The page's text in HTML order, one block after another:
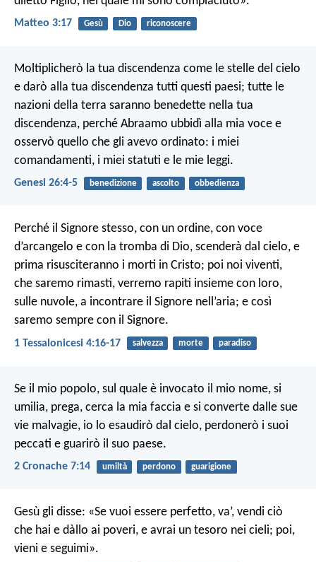
Matteo 3:17 Gesù Dio riconoscere
Moltiplicherò la tua discendenza come le stelle del cielo
e darò alla tua discendenza tutti questi paesi; tutte le
nazioni della terra saranno benedette nella tua
discendenza, perché Abraamo ubbidì alla mia voce e
osservò quello che gli avevo ordinato: i miei
comandamenti, i miei statuti e le mie leggi.
Genesi 26:4-5 benedizione ascolto obbedienza
Perché il Signore stesso, con un ordine, con voce
d’arcangelo e con la tromba di Dio, scenderà dal cielo, e
prima risusciteranno i morti in Cristo; poi noi viventi,
che saremo rimasti, verremo rapiti insieme con loro,
sulle nuvole, a incontrare il Signore nell’aria; e così
saremo sempre con il Signore.
1 Tessalonicesi 4:16-17 salvezza morte paradiso
Se il mio popolo, sul quale è invocato il mio nome, si
umilia, prega, cerca la mia faccia e si converte dalle sue
vie malvagie, io lo esaudirò dal cielo, perdonerò i suoi
peccati e guarirò il suo paese.
2 Cronache 7:14 umiltà perdono guarigione
Gesù gli disse: «Se vuoi essere perfetto, va’, vendi ciò
che hai e dàllo ai poveri, e avrai un tesoro nei cieli; poi,
vieni e seguimi».